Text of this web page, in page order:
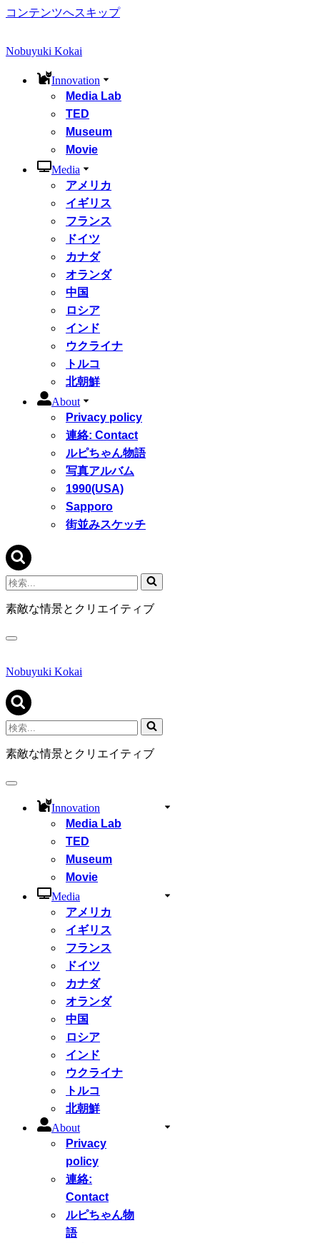
コンテンツへスキップ
Nobuyuki Kokai
Innovation
Media Lab
TED
Museum
Movie
Media
アメリカ
イギリス
フランス
ドイツ
カナダ
オランダ
中国
ロシア
インド
ウクライナ
トルコ
北朝鮮
About
Privacy policy
連絡: Contact
ルピちゃん物語
写真アルバム
1990(USA)
Sapporo
街並みスケッチ
検
索...
素敵な情景とクリエイティブ
ナ
ゲ
シ
ョ
ン
メ
ニ
ュ
Nobuyuki Kokai
検
索...
素敵な情景とクリエイティブ
ナ
Innovation
Media Lab
TED
Museum
Movie
Media
アメリカ
イギリス
フランス
ドイツ
カナダ
オランダ
中国
ロシア
インド
ウクライナ
トルコ
北朝鮮
About
Privacy
policy
連絡:
Contact
ルピちゃん物
語